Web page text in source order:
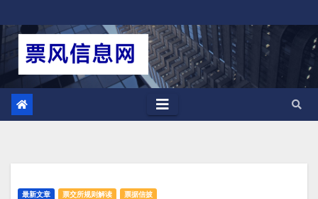
至
最新文章 票交所规则解读 票据信披